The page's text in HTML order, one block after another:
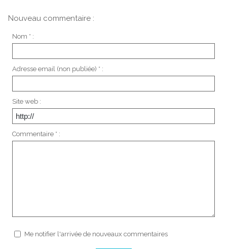
Nouveau commentaire :
Nom * :
Adresse email (non publiée) * :
Site web :
Commentaire * :
Me notifier l'arrivée de nouveaux commentaires